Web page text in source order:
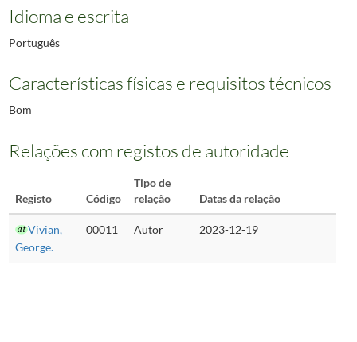
Idioma e escrita
Português
Características físicas e requisitos técnicos
Bom
Relações com registos de autoridade
Registo Código
Tipo de
relação
Datas da relação
Vivian,
George.
00011 Autor 2023-12-19